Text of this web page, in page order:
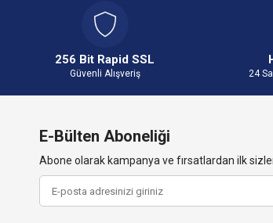
256 Bit Rapid SSL
Güvenli Alışveriş 24
E-Bülten Aboneliği
Abone olarak kampanya ve fırsatlardan ilk